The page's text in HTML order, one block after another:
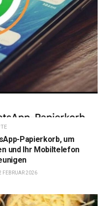
Papierkorb, um
und Ihr Mobiltelefon
FEBRUAR 2026